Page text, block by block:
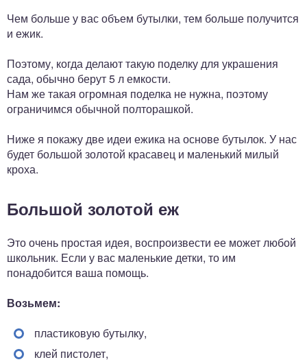
Чем больше у вас объем бутылки, тем больше получится
и ежик.
Поэтому, когда делают такую поделку для украшения
сада, обычно берут 5 л емкости.
Нам же такая огромная поделка не нужна, поэтому
ограничимся обычной полторашкой.
Ниже я покажу две идеи ежика на основе бутылок. У нас
будет большой золотой красавец и маленький милый
кроха.
Большой золотой еж
Это очень простая идея, воспроизвести ее может любой
школьник. Если у вас маленькие детки, то им
понадобится ваша помощь.
Возьмем:
пластиковую бутылку,
клей пистолет,